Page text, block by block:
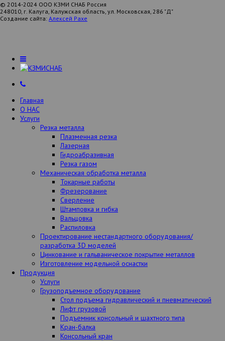
© 2014-2024 ООО КЗМИ СНАБ Россия
248010, г. Калуга, Калужская область, ул. Московская, 286 "Д"
Создание сайта: Алексей Рахе
Главная
О НАС
Услуги
Резка металла
Плазменная резка
Лазерная
Гидроабразивная
Резка газом
Механическая обработка металла
Токарные работы
Фрезерование
Сверление
Штамповка и гибка
Вальцовка
Распиловка
Проектирование нестандартного оборудования/
разработка 3D моделей
Цинкование и гальваническое покрытие металлов
Изготовление модельной оснастки
Продукция
Услуги
Грузоподъемное оборудование
Стол подъема гидравлический и пневматический
Лифт грузовой
Подъемник консольный и шахтного типа
Кран-балка
Консольный кран